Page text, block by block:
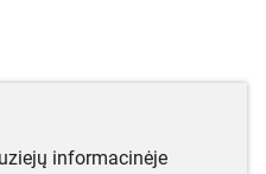
informacinėje